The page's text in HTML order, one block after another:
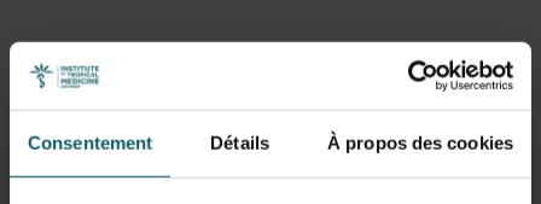
Consentement Détails À propos des cookies